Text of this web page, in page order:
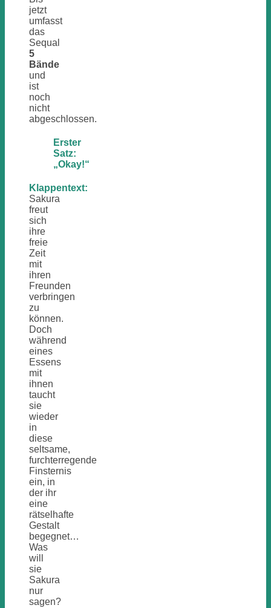
jetzt
umfasst
das
Sequal
5
Bände
und
ist
noch
nicht
abgeschlossen.
Erster
Satz:
„Okay!“
Klappentext:
Sakura
freut
sich
ihre
freie
Zeit
mit
ihren
Freunden
verbringen
zu
können.
Doch
während
eines
Essens
mit
ihnen
taucht
sie
wieder
in
diese
seltsame,
furchterregende
Finsternis
ein, in
der ihr
eine
rätselhafte
Gestalt
begegnet…
Was
will
sie
Sakura
nur
sagen?